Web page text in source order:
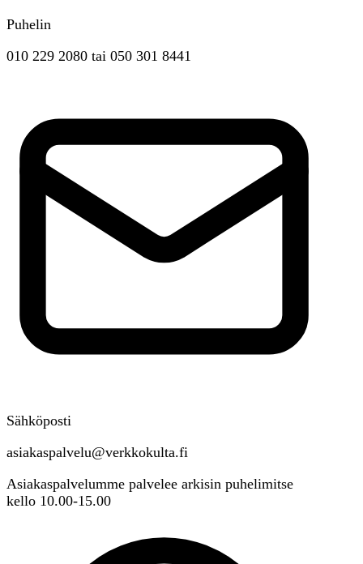
Puhelin
010 229 2080 tai 050 301 8441
Sähköposti
asiakaspalvelu@verkkokulta.fi
Asiakaspalvelumme palvelee arkisin puhelimitse
kello 10.00-15.00